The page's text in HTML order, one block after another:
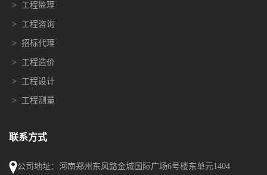
> 工程监理
> 工程咨询
> 招标代理
> 工程造价
> 工程设计
> 工程测量
联系方式
公司地址：河南郑州东风路金城国际广场6号楼东单元1404